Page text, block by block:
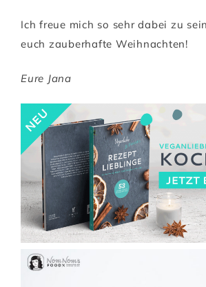
Ich freue mich so sehr dabei zu
euch zauberhafte Weihnachten!
Eure Jana